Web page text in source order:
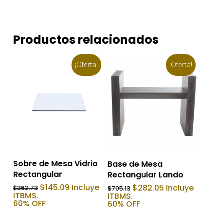
Productos relacionados
¡Oferta!
Añadir Al Carrito
Sobre de Mesa Vidrio
Rectangular
$362.73 El
original
$145.09El
precio
Incluye
ITBMS.
60% OFF
¡Oferta!
Añadir Al Carrito
Base de Mesa
Rectangular Lando
$705.13 El
precio
original
$282.05 El
precio
Incluye
ITBMS.
60% OFF